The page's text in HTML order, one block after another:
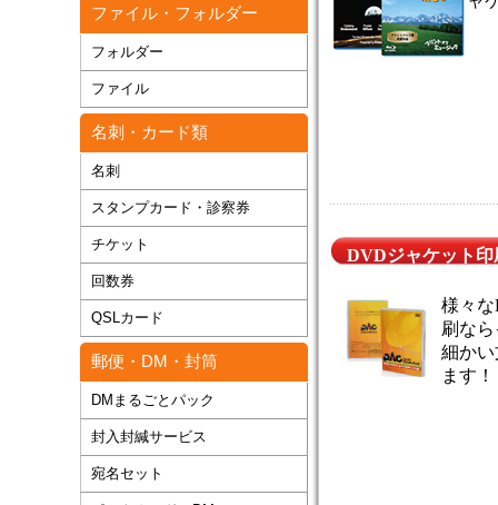
DVDジャケット印
様々
刷な
細か
ます！
ファイル・フォルダー
フォルダー
ファイル
名刺・カード類
名刺
スタンプカード・診察券
チケット
回数券
QSLカード
郵便・DM・封筒
DMまるごとパック
封入封緘サービス
宛名セット